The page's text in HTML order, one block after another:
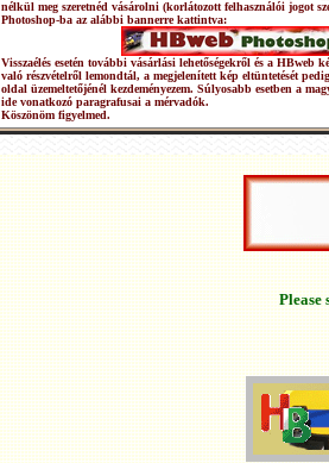
nélkül meg szeretnéd vásárolni (korlátozott felhasználói jogot
Photoshop-ba az alábbi bannerre kattintva:
Visszaélés esetén további vásárlási lehetőségekről és a HBweb
való részvételről lemondtál, a megjelenített kép eltüntetését
oldal üzemeltetőjénél kezdeményezem. Súlyosabb esetben a
ide vonatkozó paragrafusai a mérvadók.
Köszönöm figyelmed.
Please